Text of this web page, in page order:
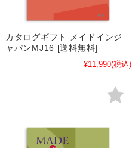
カタログギフト メイドインジ
ャパンMJ16 [送料無料]
¥11,990(税込)